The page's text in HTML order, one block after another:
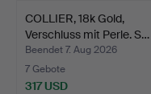
COLLIER, 18k Gold,
Verschluss mit Perle. S…
Beendet 7. Aug 2026
7 Gebote
317 USD